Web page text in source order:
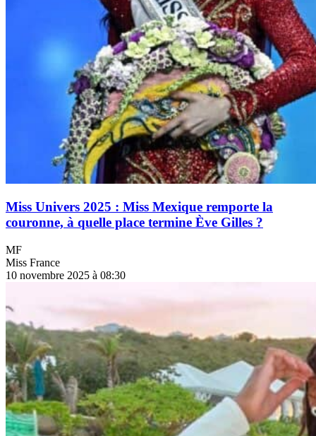
Miss Univers 2025 : Miss Mexique remporte la
couronne, à quelle place termine Ève Gilles ?
MF
Miss France
10 novembre 2025 à 08:30